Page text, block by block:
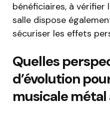
bénéficiaires, à vérifier
salle dispose
sécuriser les effets
Quelles
d’évolution
musicale métal